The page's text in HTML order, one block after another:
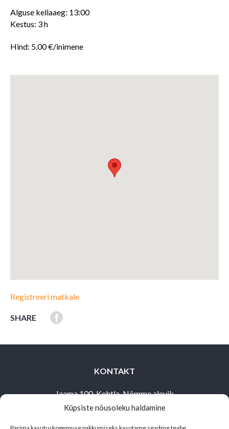
Küpsiste nõusoleku haldamine
Alguse kellaaeg: 13:00
Kestus: 3 h
Hind: 5.00 €/inimene
Registreeri matkale
SHARE
KONTAKT
Jaama 100, Kohtla-Nõmme alevik
Toila vald,
30503 Ida-Virumaa